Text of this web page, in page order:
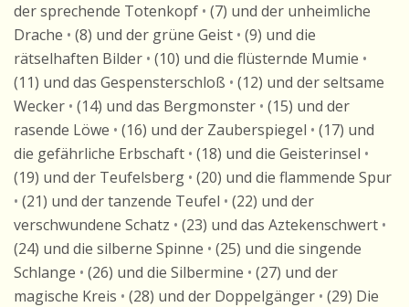
der sprechende Totenkopf • (7) und der unheimliche
Drache • (8) und der grüne Geist • (9) und die
rätselhaften Bilder • (10) und die flüsternde Mumie •
(11) und das Gespensterschloß • (12) und der seltsame
Wecker • (14) und das Bergmonster • (15) und der
rasende Löwe • (16) und der Zauberspiegel • (17) und
die gefährliche Erbschaft • (18) und die Geisterinsel •
(19) und der Teufelsberg • (20) und die flammende Spur
• (21) und der tanzende Teufel • (22) und der
verschwundene Schatz • (23) und das Aztekenschwert •
(24) und die silberne Spinne • (25) und die singende
Schlange • (26) und die Silbermine • (27) und der
magische Kreis • (28) und der Doppelgänger • (29) Die